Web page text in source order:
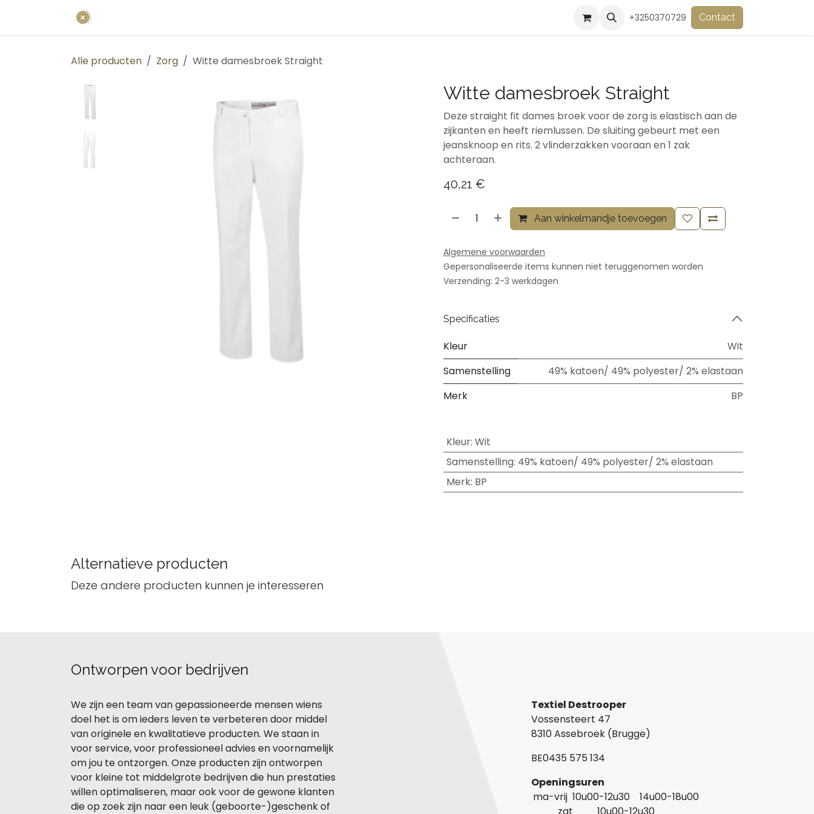
+3250370729 Contact
Alle producten Zorg Witte damesbroek Straight
Witte damesbroek Straight
Deze straight fit dames broek voor de zorg is elastisch aan de
zijkanten en heeft riemlussen. De sluiting gebeurt met een
jeansknoop en rits. 2 vlinderzakken vooraan en 1 zak
achteraan.
40,21 €
Aan winkelmandje toevoegen
Algemene voorwaarden
Gepersonaliseerde items kunnen niet teruggenomen worden
Verzending: 2-3 werkdagen
Specificaties
Kleur
Wit
Samenstelling
49% katoen/ 49% polyester/ 2% elastaan
Merk
BP
Kleur: Wit
Samenstelling: 49% katoen/ 49% polyester/ 2% elastaan
Merk: BP
Alternatieve producten
Deze andere producten kunnen je interesseren
Ontworpen voor bedrijven
We zijn een team van gepassioneerde mensen wiens
doel het is om ieders leven te verbeteren door middel
van originele en kwalitatieve producten. We staan in
voor service, voor professioneel advies en voornamelijk
om jou te ontzorgen. Onze producten zijn ontworpen
voor kleine tot middelgrote bedrijven die hun prestaties
willen optimaliseren, maar ook voor de gewone klanten
die op zoek zijn naar een leuk (geboorte-)geschenk of
Textiel Destrooper
Vossensteert 47
8310 Assebroek (Brugge)
BE0435 575 134
Openingsuren
ma-vrij 10u00-12u30 14u00-18u00